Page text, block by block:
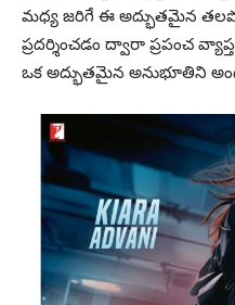
మధ్య జరిగే ఈ అద్భుతమైన
ప్రదర్శించడం ద్వారా ప్రపంచ
ఒక అద్భుతమైన అనుభూతిని